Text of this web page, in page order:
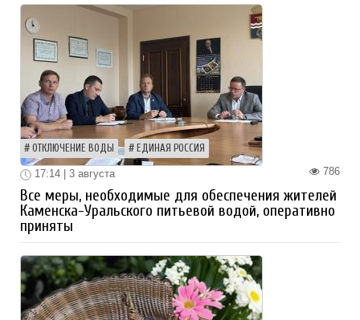
ОТКЛЮЧЕНИЕ ВОДЫ ЕДИНАЯ РОССИЯ
786
17:14 | 3 августа
Все меры, необходимые для обеспечения жителей
Каменска-Уральского питьевой водой, оперативно
приняты